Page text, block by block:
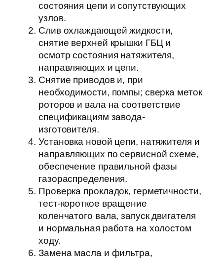
состояния цепи и сопутствующих
узлов.
Слив охлаждающей жидкости,
снятие верхней крышки ГБЦ и
осмотр состояния натяжителя,
направляющих и цепи.
Снятие приводов и, при
необходимости, помпы; сверка меток
роторов и вала на соответствие
спецификациям завода-
изготовителя.
Установка новой цепи, натяжителя и
направляющих по сервисной схеме,
обеспечение правильной фазы
газораспределения.
Проверка прокладок, герметичности,
тест-короткое вращение
коленчатого вала, запуск двигателя
и нормальная работа на холостом
ходу.
Замена масла и фильтра,